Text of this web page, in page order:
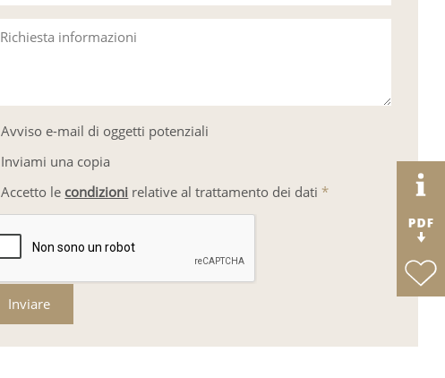
Richiesta informazioni
Avviso e-mail di oggetti potenziali
Inviami una copia
Accetto le condizioni relative al trattamento dei dati *
Inviare